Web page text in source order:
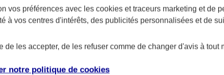
vos préférences avec les cookies et traceurs marketing et de
à vos centres d'intérêts, des publicités personnalisées et de
de les accepter, de les refuser comme de changer d'avis à tout
notre politique de cookies